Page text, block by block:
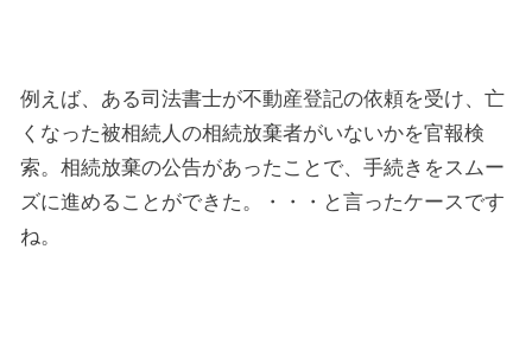
例えば、ある司法書士が不動産登記の依頼を受け、亡
くなった被相続人の相続放棄者がいないかを官報検
索。相続放棄の公告があったことで、手続きをスムー
ズに進めることができた。・・・と言ったケースです
ね。